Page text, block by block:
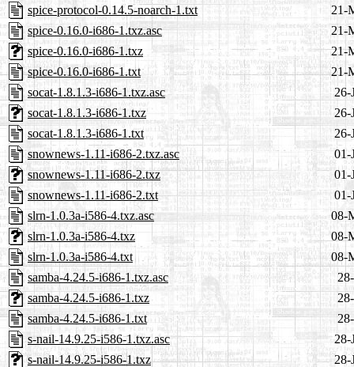
spice-protocol-0.14.5-noarch-1.txt
21-
spice-0.16.0-i686-1.txz.asc
21-
spice-0.16.0-i686-1.txz
21-
spice-0.16.0-i686-1.txt
21-
socat-1.8.1.3-i686-1.txz.asc
26-
socat-1.8.1.3-i686-1.txz
26-
socat-1.8.1.3-i686-1.txt
26-
snownews-1.11-i686-2.txz.asc
01-
snownews-1.11-i686-2.txz
01-
snownews-1.11-i686-2.txt
01-
slrn-1.0.3a-i586-4.txz.asc
08-
slrn-1.0.3a-i586-4.txz
08-
slrn-1.0.3a-i586-4.txt
08-
samba-4.24.5-i686-1.txz.asc
samba-4.24.5-i686-1.txz
samba-4.24.5-i686-1.txt
s-nail-14.9.25-i586-1.txz.asc
28-
s-nail-14.9.25-i586-1.txz
28-